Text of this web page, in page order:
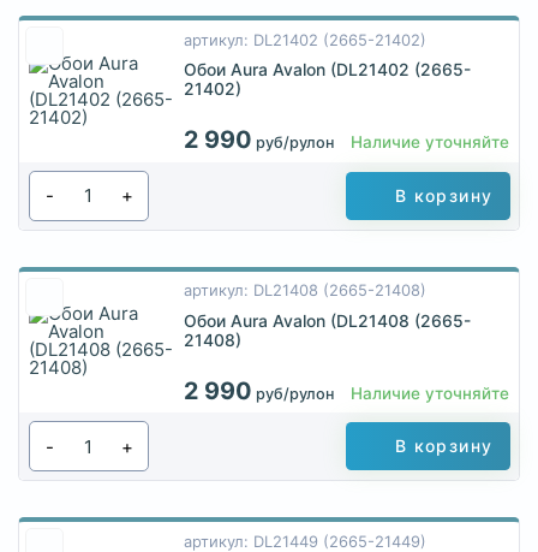
артикул: DL21402 (2665-21402)
Обои Aura Avalon (DL21402 (2665-
21402)
2 990 руб/рулон Наличие уточняйте
- + В корзину
артикул: DL21408 (2665-21408)
Обои Aura Avalon (DL21408 (2665-
21408)
2 990 руб/рулон Наличие уточняйте
- + В корзину
артикул: DL21449 (2665-21449)